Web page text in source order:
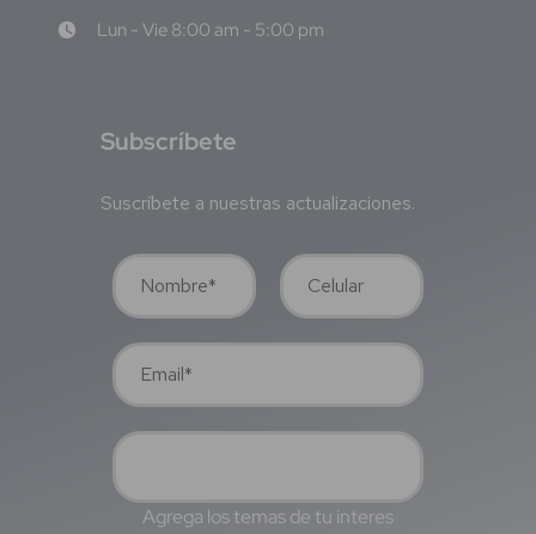
Lun - Vie 8:00 am - 5:00 pm
Subscríbete
Suscríbete a nuestras actualizaciones.
Agrega los temas de tu interes